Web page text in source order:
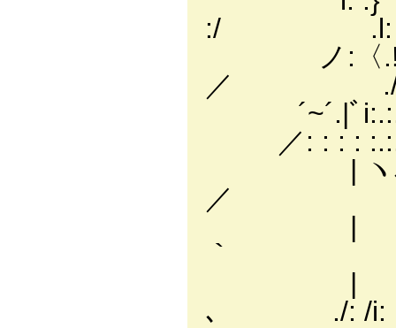
:/ .l: : :
ノ:〈.!､, _,
／ ./: :
´~´.|ﾞ
／: : : :
| ヽ､_,､
／ /: :
| .
｀ /: : :
| '
､ ./: /i: :